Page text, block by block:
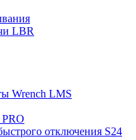
LBR
Wrench LMS
отключения S24